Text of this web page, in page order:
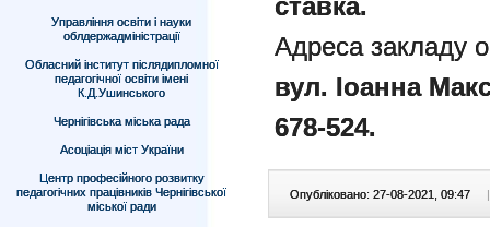
Управління освіти і науки
облдержадміністрації
Обласний інститут післядипломної
педагогічної освіти імені
К.Д.Ушинського
Чернігівська міська рада
Асоціація міст України
Центр професійного розвитку
педагогічних працівників Чернігівської
міської ради
ставка.
Адреса закладу
вул. Іоанна
678-524.
Опубліковано: 27-08-2021, 09:47 |